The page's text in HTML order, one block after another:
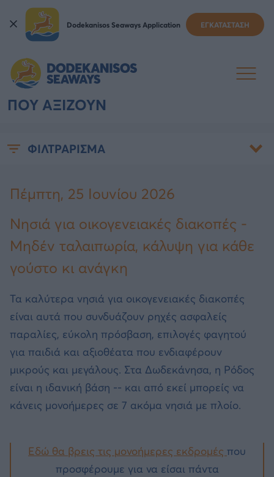
Dodekanisos Seaways Application ΕΓΚΑΤΑΣΤΑΣΗ
ΝΗΣΙΆ ΓΙΑ ΟΙΚΟΓΕΝΕΙΑΚΈΣ
ΔΙΑΚΟΠΈΣ: 8+1 ΕΠΙΛΟΓΈΣ
ΠΟΥ ΑΞΊΖΟΥΝ
ΦΙΛΤΡΑΡΙΣΜΑ
Πέμπτη, 25 Ιουνίου 2026
Νησιά για οικογενειακές διακοπές -
Μηδέν ταλαιπωρία, κάλυψη για κάθε
γούστο κι ανάγκη
Τα καλύτερα νησιά για οικογενειακές διακοπές
είναι αυτά που συνδυάζουν ρηχές ασφαλείς
παραλίες, εύκολη πρόσβαση, επιλογές φαγητού
για παιδιά και αξιοθέατα που ενδιαφέρουν
μικρούς και μεγάλους. Στα Δωδεκάνησα, η Ρόδος
είναι η ιδανική βάση -- και από εκεί μπορείς να
κάνεις μονοήμερες σε 7 ακόμα νησιά με πλοίο.
Εδώ θα βρεις τις μονοήμερες εκδρομές που
προσφέρουμε για να είσαι πάντα